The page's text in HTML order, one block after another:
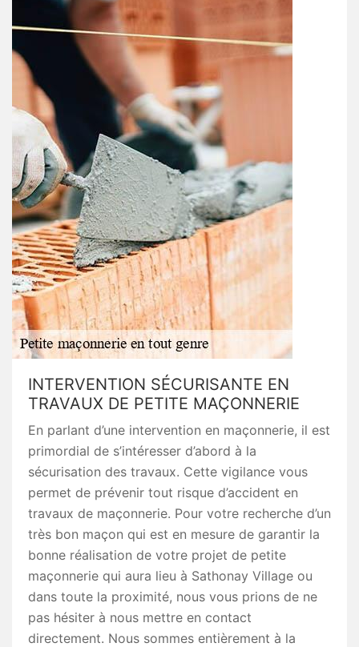
INTERVENTION SÉCURISANTE EN
TRAVAUX DE PETITE MAÇONNERIE
En parlant d’une intervention en maçonnerie, il est
primordial de s’intéresser d’abord à la
sécurisation des travaux. Cette vigilance vous
permet de prévenir tout risque d’accident en
travaux de maçonnerie. Pour votre recherche d’un
très bon maçon qui est en mesure de garantir la
bonne réalisation de votre projet de petite
maçonnerie qui aura lieu à Sathonay Village ou
dans toute la proximité, nous vous prions de ne
pas hésiter à nous mettre en contact
directement. Nous sommes entièrement à la